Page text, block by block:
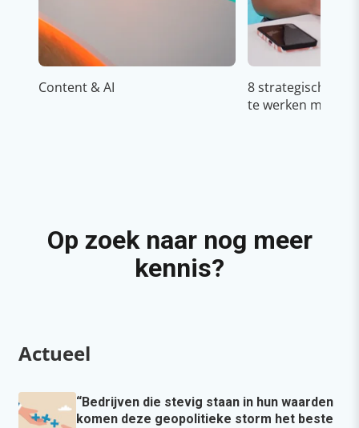
Content & AI
8 strategische
te werken met
Op zoek naar nog meer
kennis?
Actueel
“Bedrijven die stevig staan in hun waarden
komen deze geopolitieke storm het beste